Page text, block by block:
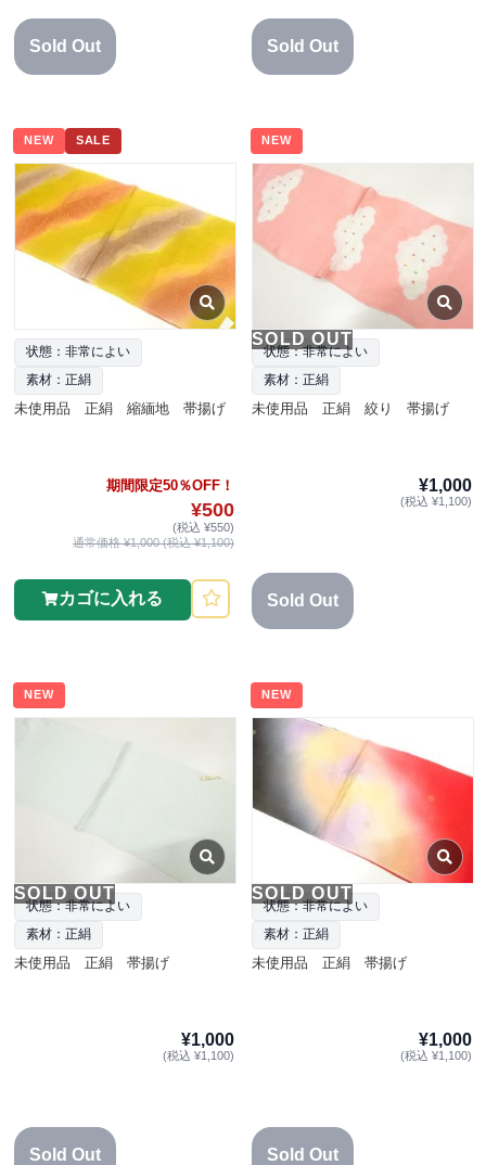
Sold Out Sold Out
NEW SALE
状態：非常によい
素材：正絹
未使用品 正絹 縮緬地 帯揚げ
期間限定50％OFF！
¥500
(税込 ¥550)
通常価格 ¥1,000 (税込 ¥1,100)
カゴに入れる
NEW
SOLD OUT
状態：非常によい
素材：正絹
未使用品 正絹 絞り 帯揚げ
¥1,000
(税込 ¥1,100)
Sold Out
NEW
SOLD OUT
状態：非常によい
素材：正絹
未使用品 正絹 帯揚げ
¥1,000
(税込 ¥1,100)
Sold Out
NEW
SOLD OUT
状態：非常によい
素材：正絹
未使用品 正絹 帯揚げ
¥1,000
(税込 ¥1,100)
Sold Out